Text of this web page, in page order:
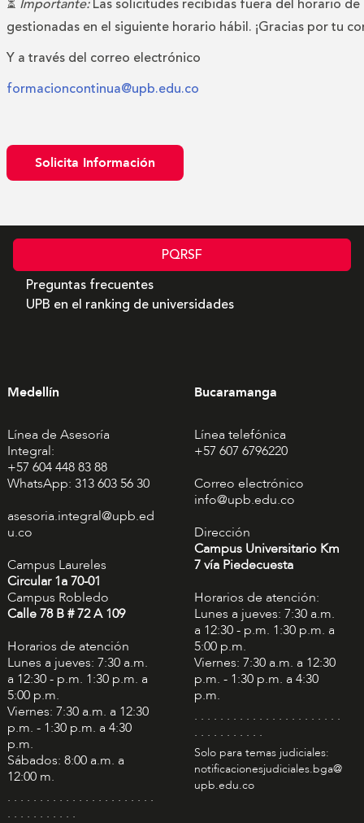
gestionadas en el siguiente horario hábil. ¡Gracias por tu
Y a través del correo electrónico
formacioncontinua@upb.edu.co
Solicita Información
PQRSF
Preguntas frecuentes
UPB en el ranking de universidades
Medellín
Línea de Asesoría
Integral:
+57 604 448 83 88
WhatsApp: 313 603 56 30
asesoria.integral@upb.ed
u.co
Campus Laureles
Circular 1a 70-01
Campus Robledo
Calle 78 B # 72 A 109
Horarios de atención
Lunes a jueves: 7:30 a.m.
a 12:30 - p.m. 1:30 p.m. a
5:00 p.m.
Viernes: 7:30 a.m. a 12:30
p.m. - 1:30 p.m. a 4:30
p.m.
Sábados: 8:00 a.m. a
12:00 m.
. . . . . . . . . . . . . . . . . . . . . . .
. . . . . . . . . . .
Bucaramanga
Línea telefónica
+57 607 6796220
Correo electrónico
info@upb.edu.co
Dirección
Campus Universitario Km
7 vía Piedecuesta
Horarios de atención:
Lunes a jueves: 7:30 a.m.
a 12:30 - p.m. 1:30 p.m. a
5:00 p.m.
Viernes: 7:30 a.m. a 12:30
p.m. - 1:30 p.m. a 4:30
p.m.
. . . . . . . . . . . . . . . . . . . . . . .
. . . . . . . . . . .
Solo para temas judiciales:
notificacionesjudiciales.bga@
upb.edu.co